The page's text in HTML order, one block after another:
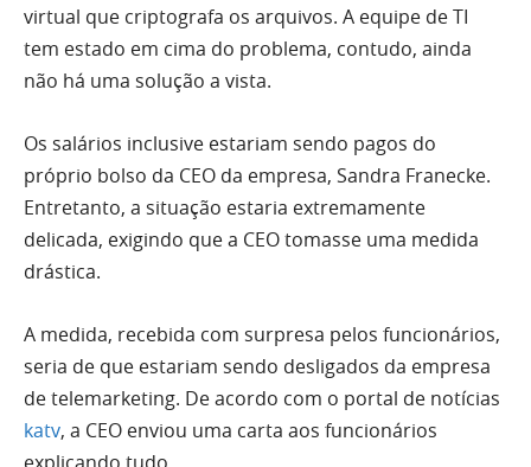
virtual que criptografa os arquivos. A equipe de TI
tem estado em cima do problema, contudo, ainda
não há uma solução a vista.
Os salários inclusive estariam sendo pagos do
próprio bolso da CEO da empresa, Sandra Franecke.
Entretanto, a situação estaria extremamente
delicada, exigindo que a CEO tomasse uma medida
drástica.
A medida, recebida com surpresa pelos funcionários,
seria de que estariam sendo desligados da empresa
de telemarketing. De acordo com o portal de notícias
katv, a CEO enviou uma carta aos funcionários